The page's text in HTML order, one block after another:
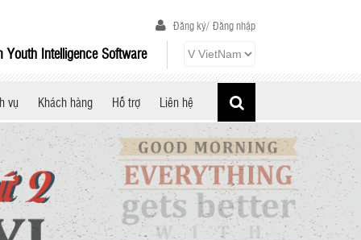
Đăng ký/ Đăng nhập
Youth Intelligence Software
vụ Khách hàng Hỗ trợ Liên hệ